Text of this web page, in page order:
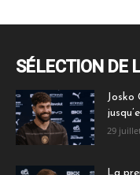
SÉLECTION DE
Josko
29